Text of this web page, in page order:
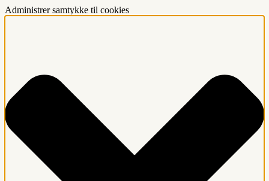
Administrer samtykke til cookies